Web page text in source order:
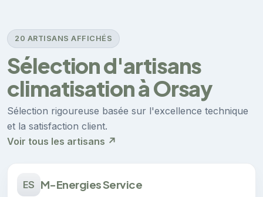
20 ARTISANS AFFICHÉS
Sélection d'artisans
climatisation à Orsay
Sélection rigoureuse basée sur l'excellence technique
et la satisfaction client.
Voir tous les artisans ↗
ES M-Energies Service